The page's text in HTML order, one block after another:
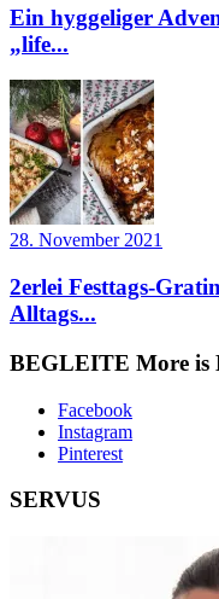
Ein hyggeliger
„life...
28. November 2021
2erlei Festtags-
Alltags...
BEGLEITE More is
Facebook
Instagram
Pinterest
SERVUS